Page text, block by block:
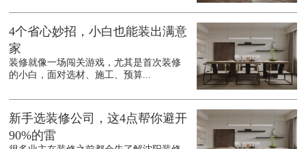
4个省心妙招，小白也能装出满意
家
装修就像一场闯关游戏，尤其是首次装修
的小白，面对选材、施工、预算...
新手选装修公司，这4点帮你避开
90%的雷